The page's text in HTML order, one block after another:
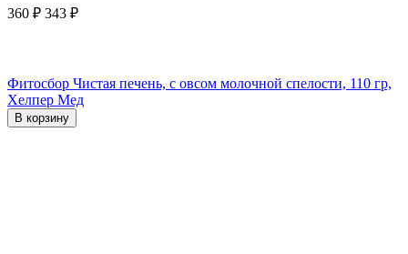
360 ₽ 343 ₽
Фитосбор Чистая печень, с овсом молочной спелости, 110 гр,
Хелпер Мед
В корзину